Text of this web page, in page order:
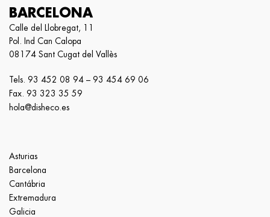
BARCELONA
Calle del Llobregat, 11
Pol. Ind Can Calopa
08174 Sant Cugat del Vallès
Tels. 93 452 08 94 – 93 454 69 06
Fax. 93 323 35 59
hola@disheco.es
Asturias
Barcelona
Cantábria
Extremadura
Galicia